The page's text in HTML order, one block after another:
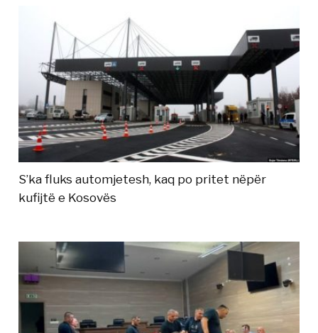
S’ka fluks automjetesh, kaq po pritet nëpër
kufijtë e Kosovës